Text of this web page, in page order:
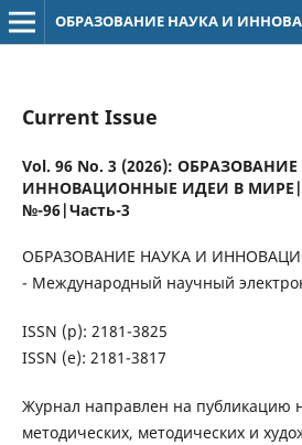
ОБРАЗОВАНИЕ НАУКА И
Current Issue
Vol. 96 No. 3 (2026):
ИННОВАЦИОННЫЕ ИДЕИ В
№-96|Часть-3
ОБРАЗОВАНИЕ НАУКА И
- Международный научный
ISSN (р): 2181-3825
ISSN (е): 2181-3817
Журнал направлен на публикацию
методических, методических и